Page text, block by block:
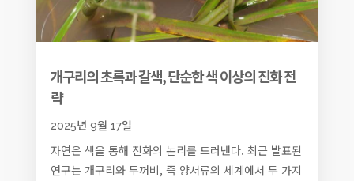
개구리의 초록과 갈색, 단순한 색 이상의 진화 전
략
2025년 9월 17일
자연은 색을 통해 진화의 논리를 드러낸다. 최근 발표된
연구는 개구리와 두꺼비, 즉 양서류의 세계에서 두 가지